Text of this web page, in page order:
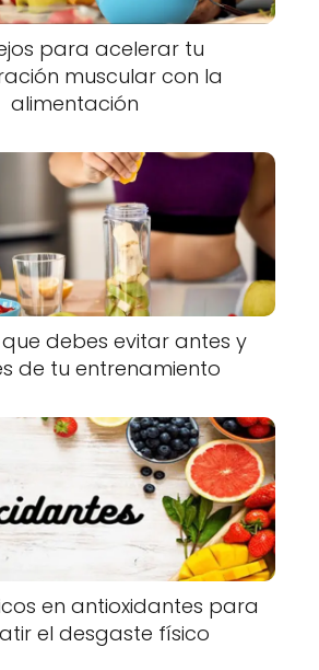
para acelerar tu
muscular con la
alimentación
debes evitar antes y
de tu entrenamiento
en antioxidantes para
el desgaste físico